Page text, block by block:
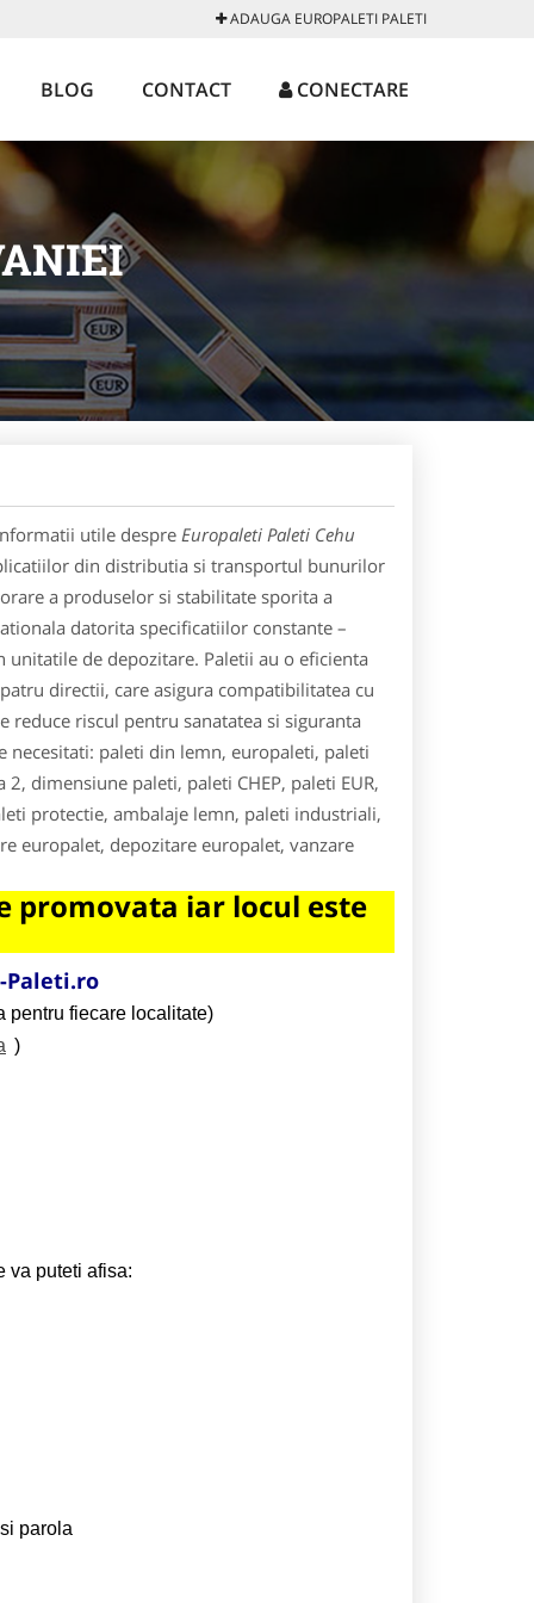
ADAUGA EUROPALETI PALETI
BLOG CONTACT CONECTARE
utile despre Europaleti Paleti Cehu
din distributia si transportul bunurilor
a produselor si stabilitate sporita a
datorita specificatiilor constante –
de depozitare. Paletii au o eficienta
directii, care asigura compatibilitatea cu
riscul pentru sanatatea si siguranta
paleti din lemn, europaleti, paleti
dimensiune paleti, paleti CHEP, paleti EUR,
protectie, ambalaje lemn, paleti industriali,
europalet, depozitare europalet, vanzare
promovata iar locul este
Paleti.ro
pentru fiecare localitate)
)
va puteti afisa:
parola